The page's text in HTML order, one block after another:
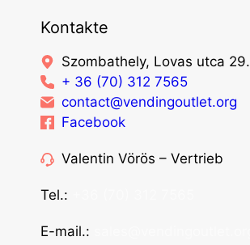
Kontakte
Szombathely, Lovas utca 29.
+ 36 (70) 312 7565
contact@vendingoutlet.org
Facebook
Valentin Vörös – Vertrieb
Tel.:
E-mail.: